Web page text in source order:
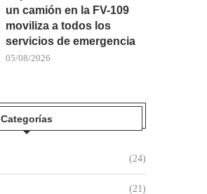
un camión en la FV-109
moviliza a todos los
servicios de emergencia
05/08/2026
Categorías
(24)
(21)